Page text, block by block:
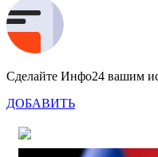
Сделайте Инфо24 вашим
ДОБАВИТЬ